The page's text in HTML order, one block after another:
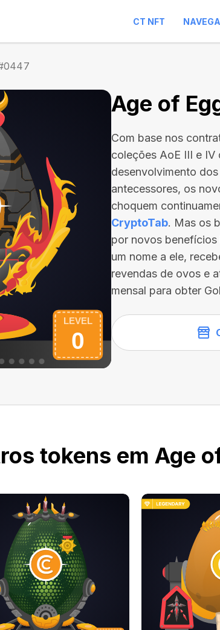
CT NFT
Age of
Com base nos
coleções AoE III e
desenvolvimento
antecessores, os
choquem
CryptoTab. Mas os
por novos
um nome a ele,
revendas de ovos e
mensal para obter
tokens em Age